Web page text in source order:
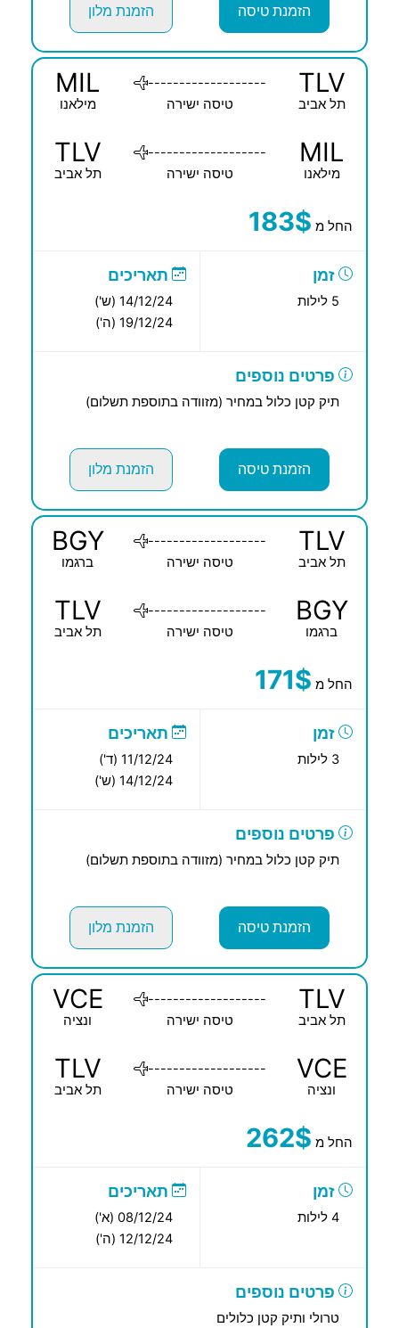
הזמנת טיסה הזמנת מלון
TLV
תל אביב
-------------------
טיסה ישירה
MIL
מילאנו
MIL
מילאנו
-------------------
טיסה ישירה
TLV
תל אביב
החל מ 183$
זמן
5 לילות
תאריכים
14/12/24 (ש')
19/12/24 (ה')
פרטים נוספים
תיק קטן כלול במחיר (מזוודה בתוספת תשלום)
הזמנת טיסה הזמנת מלון
TLV
תל אביב
-------------------
טיסה ישירה
BGY
ברגמו
BGY
ברגמו
-------------------
טיסה ישירה
TLV
תל אביב
החל מ 171$
זמן
3 לילות
תאריכים
11/12/24 (ד')
14/12/24 (ש')
פרטים נוספים
תיק קטן כלול במחיר (מזוודה בתוספת תשלום)
הזמנת טיסה הזמנת מלון
TLV
תל אביב
-------------------
טיסה ישירה
VCE
ונציה
VCE
ונציה
-------------------
טיסה ישירה
TLV
תל אביב
החל מ 262$
זמן
4 לילות
תאריכים
08/12/24 (א')
12/12/24 (ה')
פרטים נוספים
טרולי ותיק קטן כלולים